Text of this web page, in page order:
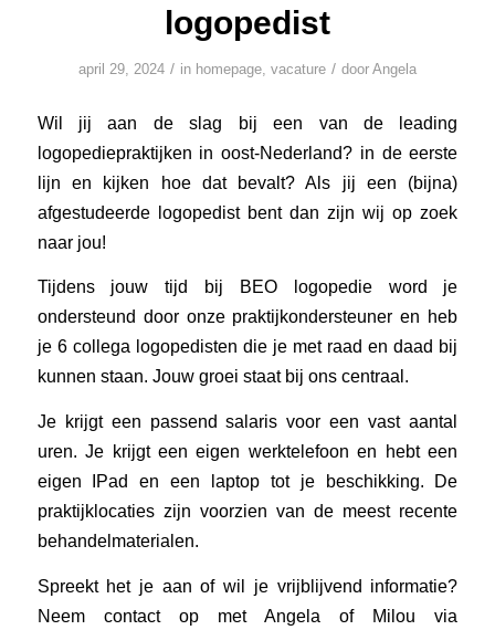
logopedist
april 29, 2024 / in homepage, vacature / door Angela
Wil jij aan de slag bij een van de leading
logopediepraktijken in oost-Nederland? in de eerste
lijn en kijken hoe dat bevalt? Als jij een (bijna)
afgestudeerde logopedist bent dan zijn wij op zoek
naar jou!
Tijdens jouw tijd bij BEO logopedie word je
ondersteund door onze praktijkondersteuner en heb
je 6 collega logopedisten die je met raad en daad bij
kunnen staan. Jouw groei staat bij ons centraal.
Je krijgt een passend salaris voor een vast aantal
uren. Je krijgt een eigen werktelefoon en hebt een
eigen IPad en een laptop tot je beschikking. De
praktijklocaties zijn voorzien van de meest recente
behandelmaterialen.
Spreekt het je aan of wil je vrijblijvend informatie?
Neem contact op met Angela of Milou via